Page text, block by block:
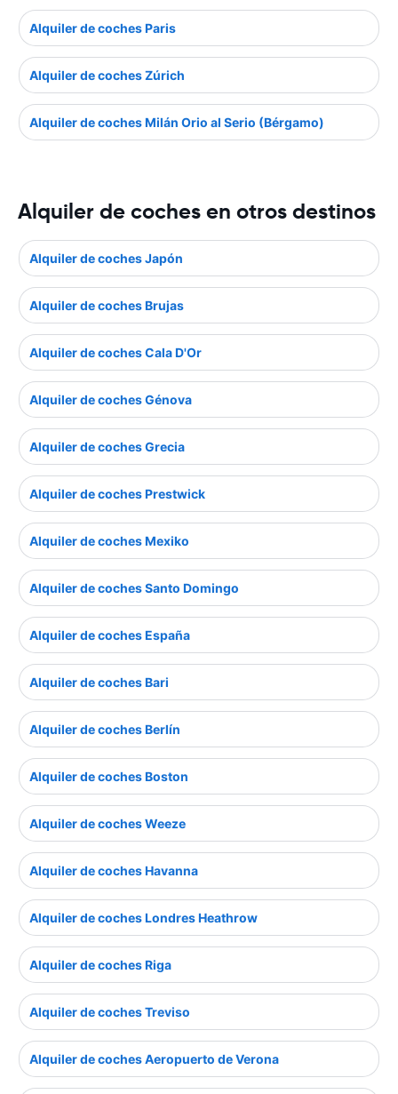
Alquiler de coches Paris
Alquiler de coches Zúrich
Alquiler de coches Milán Orio al Serio (Bérgamo)
Alquiler de coches en otros destinos
Alquiler de coches Japón
Alquiler de coches Brujas
Alquiler de coches Cala D'Or
Alquiler de coches Génova
Alquiler de coches Grecia
Alquiler de coches Prestwick
Alquiler de coches Mexiko
Alquiler de coches Santo Domingo
Alquiler de coches España
Alquiler de coches Bari
Alquiler de coches Berlín
Alquiler de coches Boston
Alquiler de coches Weeze
Alquiler de coches Havanna
Alquiler de coches Londres Heathrow
Alquiler de coches Riga
Alquiler de coches Treviso
Alquiler de coches Aeropuerto de Verona